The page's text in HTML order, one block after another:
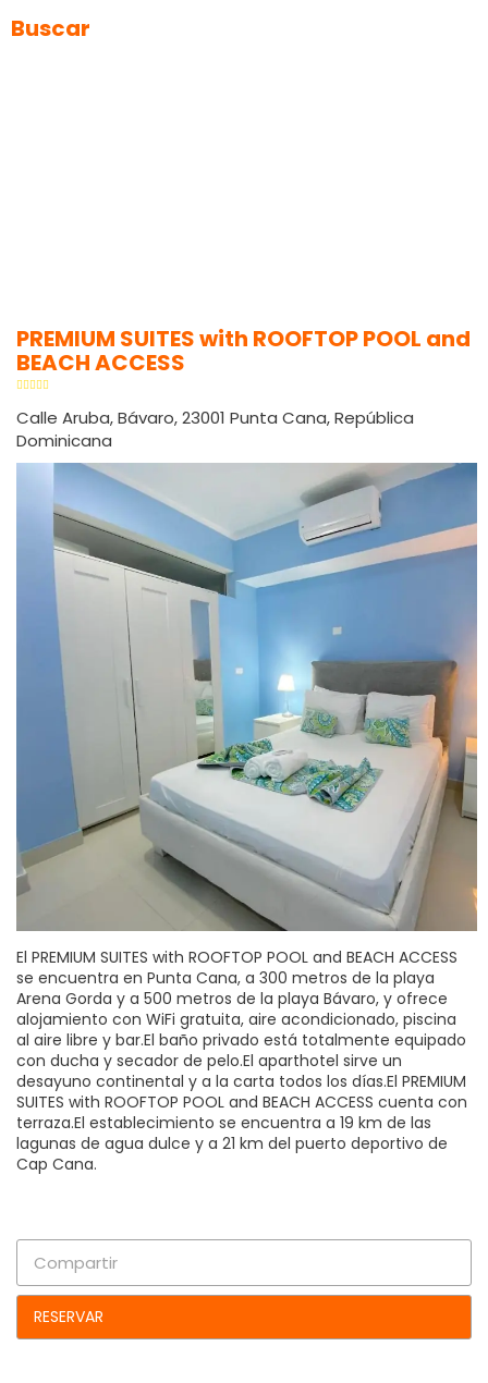
Buscar
PREMIUM SUITES with ROOFTOP POOL and
BEACH ACCESS
Calle Aruba, Bávaro, 23001 Punta Cana, República
Dominicana
El PREMIUM SUITES with ROOFTOP POOL and BEACH ACCESS
se encuentra en Punta Cana, a 300 metros de la playa
Arena Gorda y a 500 metros de la playa Bávaro, y ofrece
alojamiento con WiFi gratuita, aire acondicionado, piscina
al aire libre y bar.El baño privado está totalmente equipado
con ducha y secador de pelo.El aparthotel sirve un
desayuno continental y a la carta todos los días.El PREMIUM
SUITES with ROOFTOP POOL and BEACH ACCESS cuenta con
terraza.El establecimiento se encuentra a 19 km de las
lagunas de agua dulce y a 21 km del puerto deportivo de
Cap Cana.
Compartir
RESERVAR